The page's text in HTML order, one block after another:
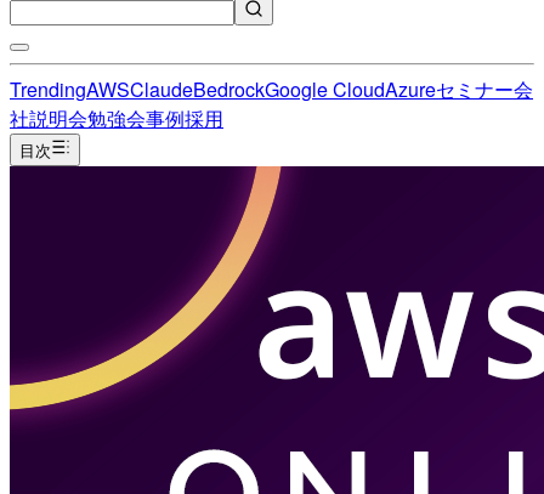
TrendingAWSClaudeBedrockGoogle CloudAzureセミナー会
社説明会勉強会事例採用
目次